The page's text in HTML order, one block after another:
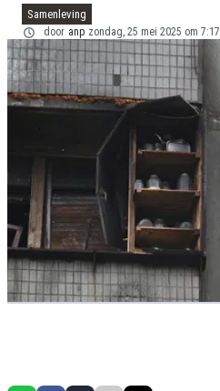
Samenleving
door anp zondag, 25 mei 2025 om 7:17